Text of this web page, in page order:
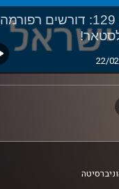
פרק 129: דורשים רפורמה
22/